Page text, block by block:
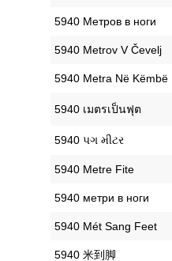
‎5940 Метров в ноги
‎5940 Metrov V Čevelj
‎5940 Metra Në Këmbë
‎5940 เมตรเป็นฟุต
‎5940 પગ મીટર
‎5940 Metre Fite
‎5940 метри в ноги
‎5940 Mét Sang Feet
‎5940 米到脚